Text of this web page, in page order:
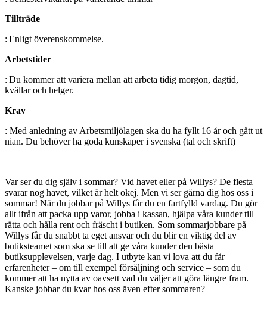
Tillträde
: Enligt överenskommelse.
Arbetstider
: Du kommer att variera mellan att arbeta tidig morgon, dagtid,
kvällar och helger.
Krav
: Med anledning av Arbetsmiljölagen ska du ha fyllt 16 år och gått ut
nian. Du behöver ha goda kunskaper i svenska (tal och skrift)
Var ser du dig själv i sommar? Vid havet eller på Willys? De flesta
svarar nog havet, vilket är helt okej. Men vi ser gärna dig hos oss i
sommar! När du jobbar på Willys får du en fartfylld vardag. Du gör
allt ifrån att packa upp varor, jobba i kassan, hjälpa våra kunder till
rätta och hålla rent och fräscht i butiken. Som sommarjobbare på
Willys får du snabbt ta eget ansvar och du blir en viktig del av
butiksteamet som ska se till att ge våra kunder den bästa
butiksupplevelsen, varje dag. I utbyte kan vi lova att du får
erfarenheter – om till exempel försäljning och service – som du
kommer att ha nytta av oavsett vad du väljer att göra längre fram.
Kanske jobbar du kvar hos oss även efter sommaren?